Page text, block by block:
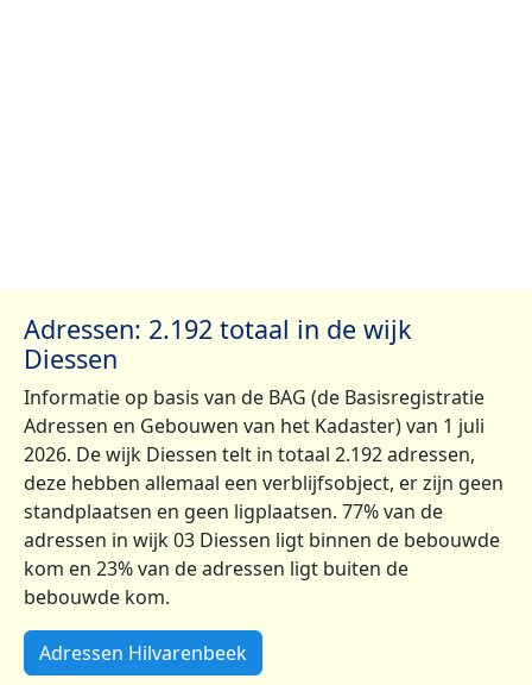
Adressen: 2.192 totaal in de wijk
Diessen
Informatie op basis van de BAG (de Basisregistratie
Adressen en Gebouwen van het Kadaster) van 1 juli
2026. De wijk Diessen telt in totaal 2.192 adressen,
deze hebben allemaal een verblijfsobject, er zijn geen
standplaatsen en geen ligplaatsen. 77% van de
adressen in wijk 03 Diessen ligt binnen de bebouwde
kom en 23% van de adressen ligt buiten de
bebouwde kom.
Adressen Hilvarenbeek